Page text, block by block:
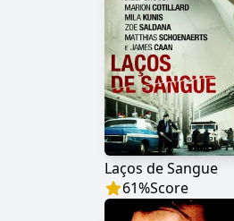
Laços de Sangue
61%Score